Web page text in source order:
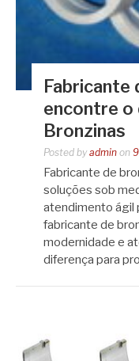
Fabricante
encontre o
Bronzinas
Posted by admin on
Fabricante de
soluções sob
atendimento ágil
fabricante de
modernidade e
diferença para